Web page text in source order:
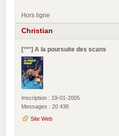
Hors ligne
Christian
[°*°] A la poursuite des scans
Inscription : 19-01-2005
Messages : 20 438
Site Web